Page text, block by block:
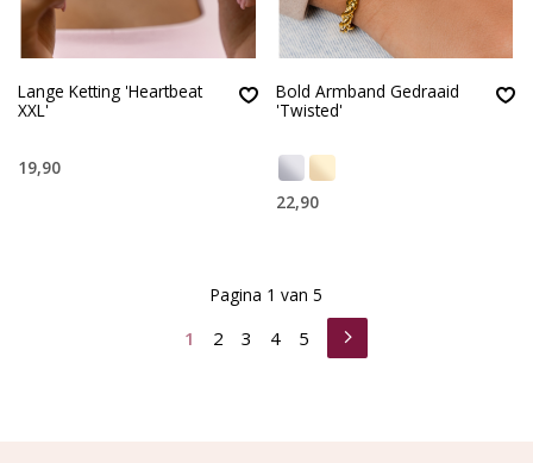
Lange Ketting 'Heartbeat
XXL'
19,90
Bold Armband Gedraaid
'Twisted'
22,90
1 2 3 4 5
Pagina 1 van 5